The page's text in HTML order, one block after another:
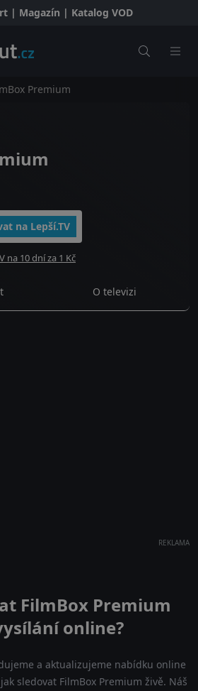
| Magazín | Katalog VOD
Premium
na Lepší.TV
na 10 dní za 1 Kč
O televizi
REKLAMA
FilmBox Premium
online?
a aktualizujeme nabídku online
sledovat FilmBox Premium živě. Náš